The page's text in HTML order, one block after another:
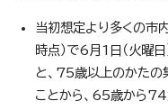
当初想定より多くの市
時点）で6月1日（火曜
と、75歳以上のかた
ことから、65歳から